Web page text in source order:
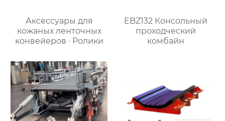
Аксессуары для
кожаных ленточных
конвейеров · Ролики
EBZ132 Консольный
проходческий
комбайн